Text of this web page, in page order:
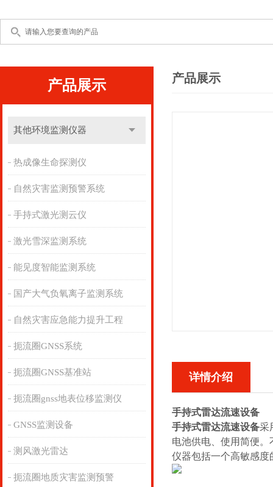
产品展示
其他环境监测仪器
热成像生命探测仪
自然灾害监测预警系统
手持式激光测云仪
激光雪深监测系统
能见度智能监测系统
国产大气负氧离子监测系统
自然灾害应急能力提升工程
扼流圈GNSS系统
扼流圈GNSS基准站
扼流圈gnss地表位移监测仪
GNSS监测设备
测风激光雷达
扼流圈地质灾害监测预警
产品展示
详情介绍
手持式雷达流速设备
手持式雷达流速设备采
电池供电、使用简便
仪器包括一个高敏感